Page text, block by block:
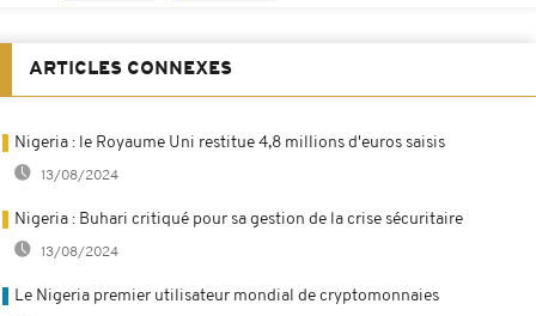
ARTICLES CONNEXES
Nigeria : le Royaume Uni restitue 4,8 millions d'euros saisis
13/08/2024
Nigeria : Buhari critiqué pour sa gestion de la crise sécuritaire
13/08/2024
Le Nigeria premier utilisateur mondial de cryptomonnaies